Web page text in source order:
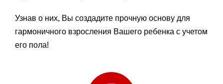
Узнав о них, Вы создадите прочную основу для
гармоничного взросления Вашего ребенка с учетом
его пола!